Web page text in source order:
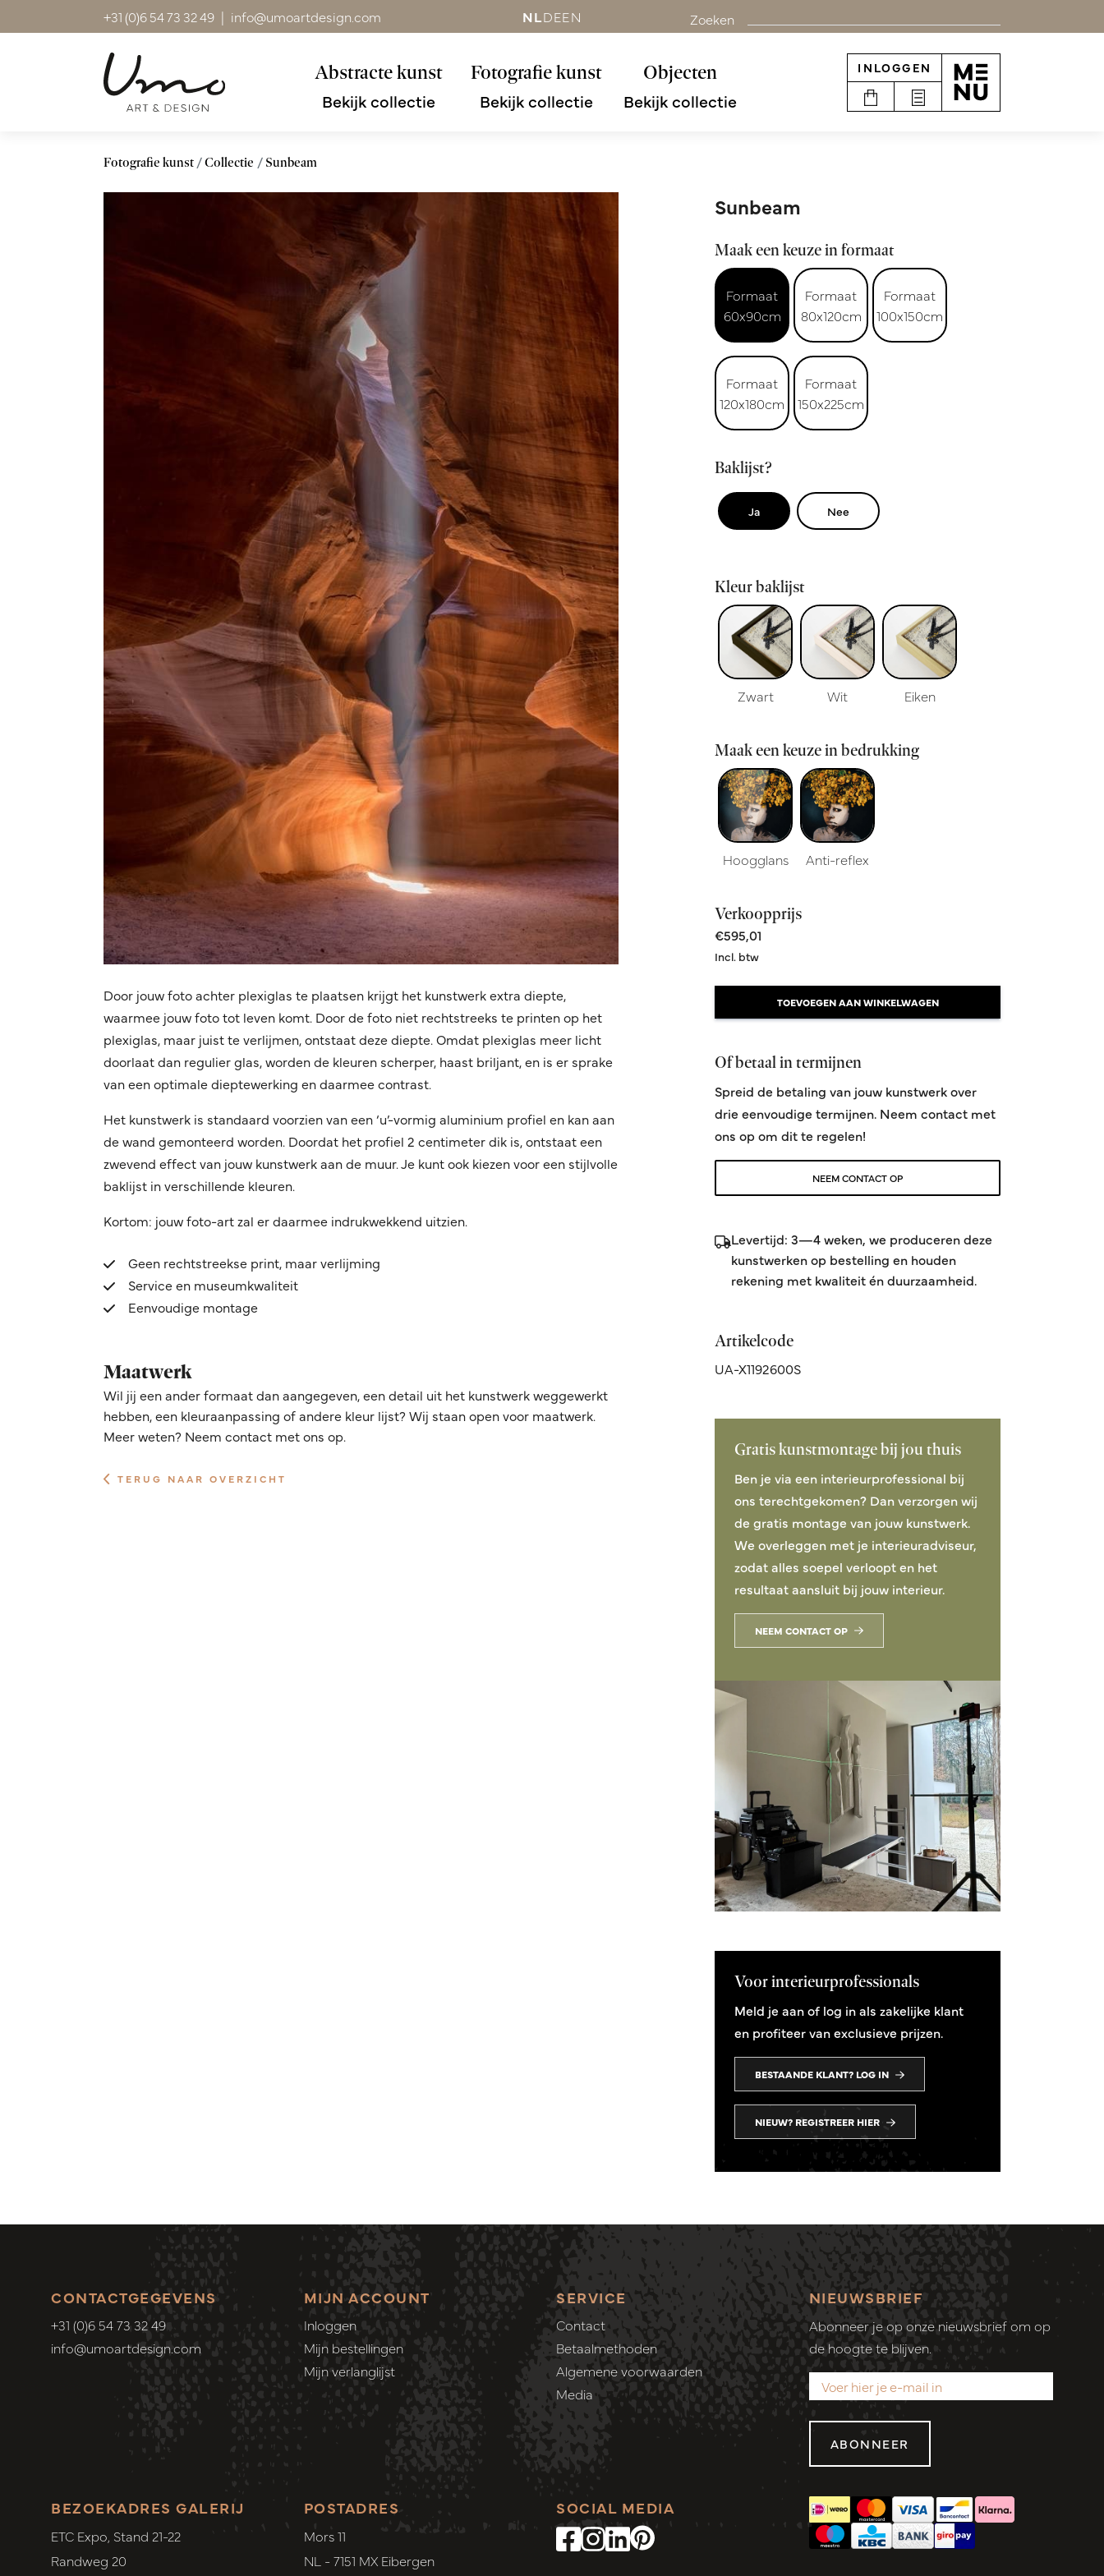
+31 (0)6 54 73 32 49 | info@umoartdesign.com NLDEEN Zoeken
Abstracte kunst
Bekijk collectie
Fotografie kunst
Bekijk collectie
Objecten
Bekijk collectie
INLOGGEN
Fotografie kunst Collectie Sunbeam
Door jouw foto achter plexiglas te plaatsen krijgt het kunstwerk extra diepte,
waarmee jouw foto tot leven komt. Door de foto niet rechtstreeks te printen op het
plexiglas, maar juist te verlijmen, ontstaat deze diepte. Omdat plexiglas meer licht
doorlaat dan regulier glas, worden de kleuren scherper, haast briljant, en is er sprake
van een optimale dieptewerking en daarmee contrast.
Het kunstwerk is standaard voorzien van een ‘u’-vormig aluminium profiel en kan aan
de wand gemonteerd worden. Doordat het profiel 2 centimeter dik is, ontstaat een
zwevend effect van jouw kunstwerk aan de muur. Je kunt ook kiezen voor een stijlvolle
baklijst in verschillende kleuren.
Kortom: jouw foto-art zal er daarmee indrukwekkend uitzien.
Geen rechtstreekse print, maar verlijming
Service en museumkwaliteit
Eenvoudige montage
Maatwerk
Wil jij een ander formaat dan aangegeven, een detail uit het kunstwerk weggewerkt
hebben, een kleuraanpassing of andere kleur lijst? Wij staan open voor maatwerk.
Meer weten? Neem contact met ons op.
TERUG NAAR OVERZICHT
Sunbeam
Maak een keuze in formaat
Formaat
60x90cm
Formaat
80x120cm
Formaat
100x150cm
Formaat
120x180cm
Formaat
150x225cm
Baklijst?
Ja Nee
Kleur baklijst
Zwart Wit Eiken
Maak een keuze in bedrukking
Hoogglans Anti-reflex
Verkoopprijs
€595,01
Incl. btw
TOEVOEGEN AAN WINKELWAGEN
Of betaal in termijnen
Spreid de betaling van jouw kunstwerk over
drie eenvoudige termijnen. Neem contact met
ons op om dit te regelen!
NEEM CONTACT OP
Levertijd: 3—4 weken, we produceren deze
kunstwerken op bestelling en houden
rekening met kwaliteit én duurzaamheid.
Artikelcode
UA-X1192600S
Gratis kunstmontage bij jou thuis
Ben je via een interieurprofessional bij
ons terechtgekomen? Dan verzorgen wij
de gratis montage van jouw kunstwerk.
We overleggen met je interieuradviseur,
zodat alles soepel verloopt en het
resultaat aansluit bij jouw interieur.
NEEM CONTACT OP
Voor interieurprofessionals
Meld je aan of log in als zakelijke klant
en profiteer van exclusieve prijzen.
BESTAANDE KLANT? LOG IN
NIEUW? REGISTREER HIER
CONTACTGEGEVENS
+31 (0)6 54 73 32 49
info@umoartdesign.com
MIJN ACCOUNT
Inloggen
Mijn bestellingen
Mijn verlanglijst
SERVICE
Contact
Betaalmethoden
Algemene voorwaarden
Media
SOCIAL MEDIA
POSTADRES
Mors 11
NL - 7151 MX Eibergen
BEZOEKADRES GALERIJ
ETC Expo, Stand 21-22
Randweg 20
NIEUWSBRIEF
Abonneer je op onze nieuwsbrief om op
de hoogte te blijven.
ABONNEER